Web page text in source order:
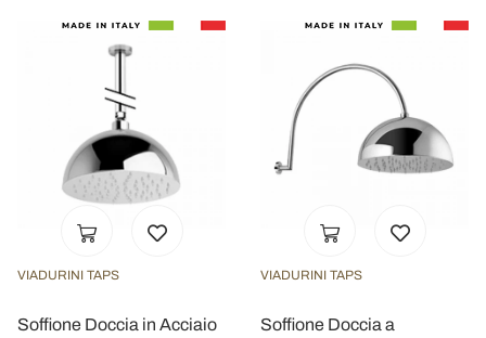
VIADURINI TAPS
Soffione Doccia in Acciaio
VIADURINI TAPS
Soffione Doccia a